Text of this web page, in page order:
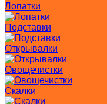
Лопатки
Подставки
Открывалки
Овощечистки
Скалки